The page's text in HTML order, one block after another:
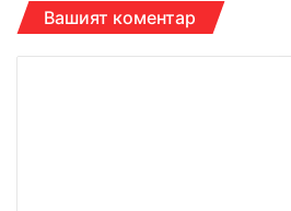
Вашият коментар